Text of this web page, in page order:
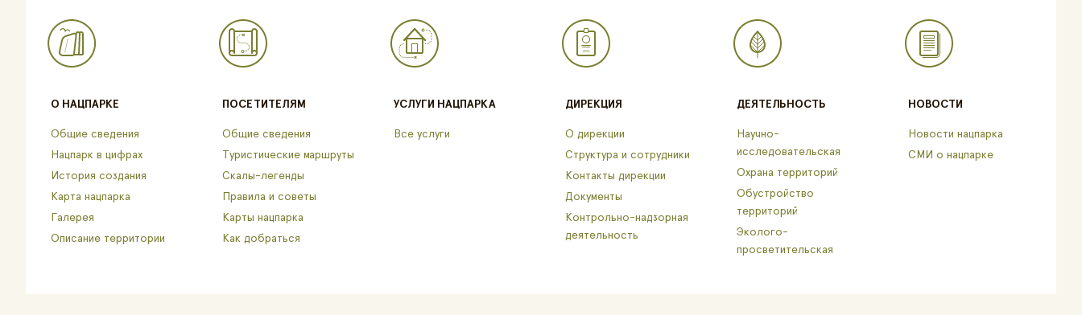
О НАЦПАРКЕ
Общие сведения
Нацпарк в цифрах
История создания
Карта нацпарка
Галерея
Описание территории
ПОСЕТИТЕЛЯМ
Общие сведения
Туристические маршруты
Скалы-легенды
Правила и советы
Карты нацпарка
Как добраться
УСЛУГИ НАЦПАРКА
Все услуги
ДИРЕКЦИЯ
О дирекции
Структура и сотрудники
Контакты дирекции
Документы
Контрольно-надзорная
деятельность
ДЕЯТЕЛЬНОСТЬ
Научно-
исследовательская
Охрана территорий
Обустройство
территорий
Эколого-
просветительская
НОВОСТИ
Новости нацпарка
СМИ о нацпарке